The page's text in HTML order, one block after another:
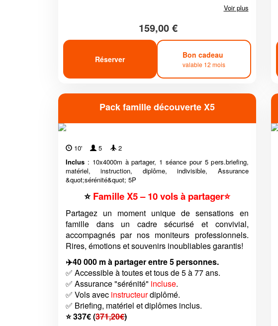
Voir plus
159,00 €
Réserver Bon cadeau
valable 12 mois
Pack famille découverte X5
10' 5
2
Inclus : 10x4000m à partager, 1 séance pour 5 pers.briefing,
matériel, instruction, diplôme, indivisible, Assurance
&quot;sérénité&quot; 5P
⭐Famille X5 – 10 vols à partager⭐
Partagez un moment unique de sensations en
famille dans un cadre sécurisé et convivial,
accompagnés par nos moniteurs professionnels.
Rires, émotions et souvenirs inoubliables garantis!
✈️40 000 m à partager entre 5 personnes.
✅ Accessible à toutes et tous de 5 à 77 ans.
✅ Assurance "sérénité" incluse.
✅ Vols avec instructeurdiplômé.
✅ Briefing, matériel et diplômes inclus.
⭐ 337€ (371,20€)